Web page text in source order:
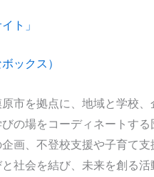
ト」
ックス）
市を拠点に、地域と学校、
の場をコーディネートする
画、不登校支援や子育て支
社会を結び、未来を創る活